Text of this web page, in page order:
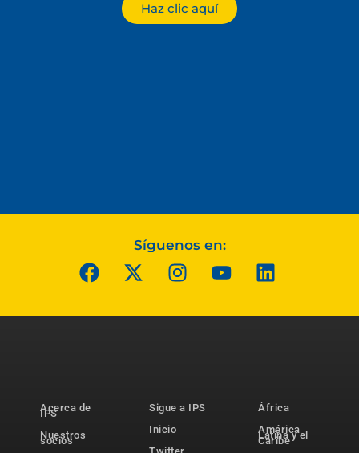
Haz clic aquí
Síguenos en:
Acerca de
IPS
Nuestros
socios
Sigue a IPS
Inicio
África
América
Latina y el
Caribe